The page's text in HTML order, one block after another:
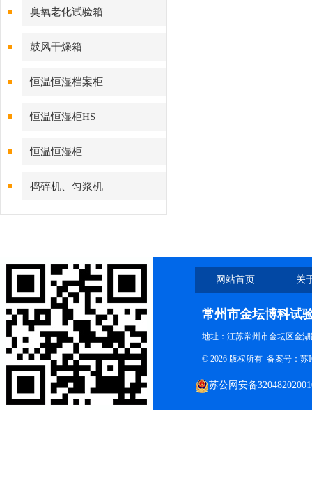
臭氧老化试验箱
鼓风干燥箱
恒温恒湿档案柜
恒温恒湿柜HS
恒温恒湿柜
捣碎机、匀浆机
网站首页 关
常州市金坛博科试
地址：江苏常州市金坛区金湖
© 2026 版权所有 备案号： 苏
苏公网安备